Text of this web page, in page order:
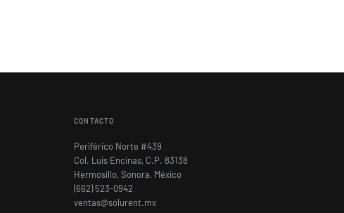
CONTACTO
Periférico Norte #439
Col. Luis Encinas, C.P. 83138
Hermosillo, Sonora, México
(662) 523-0942
ventas@solurent.mx